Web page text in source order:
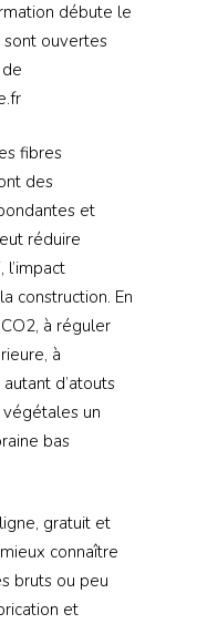
débute le
sont ouvertes
fibres
des
et
réduire
l’impact
construction. En
à réguler
à
d’atouts
un
bas
gratuit et
connaître
bruts ou peu
et